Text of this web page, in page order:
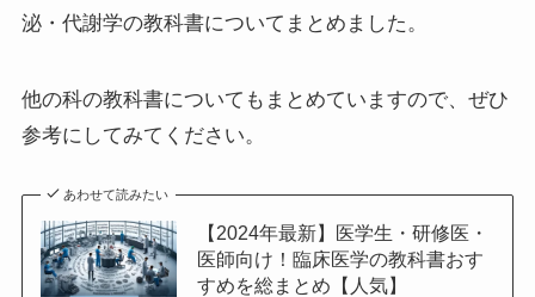
泌・代謝学の教科書についてまとめました。
他の科の教科書についてもまとめていますので、ぜひ
参考にしてみてください。
あわせて読みたい
【2024年最新】医学生・研修医・
医師向け！臨床医学の教科書おす
すめを総まとめ【人気】